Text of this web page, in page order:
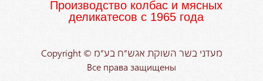
Производство колбас и мясных
деликатесов с 1965 года
Copyright © מעדני בשר השוקת אגש”ח בע”מ
Все права защищены